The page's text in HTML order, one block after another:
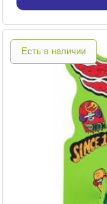
Есть в наличии